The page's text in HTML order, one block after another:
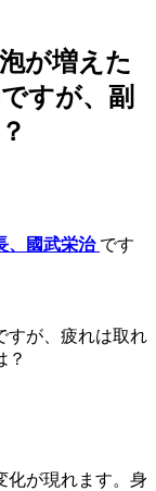
が増えた
すが、副
、國武栄治 です
すが、疲れは取れ
？
化が現れます。身